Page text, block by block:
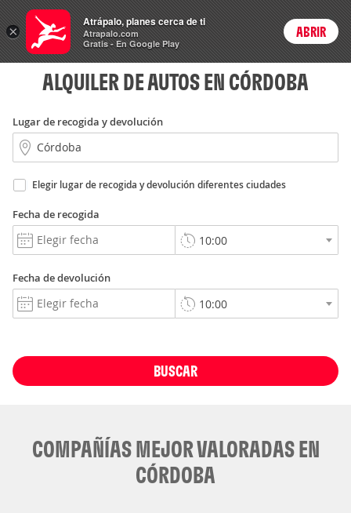
Rent
a Car Login
ALQUILER DE AUTOS EN CÓRDOBA
Lugar de recogida y devolución
Elegir lugar de recogida y devolución diferentes ciudades
Fecha de recogida
Fecha de devolución
BUSCAR
COMPAÑÍAS MEJOR VALORADAS EN
CÓRDOBA
×
Atrápalo, planes cerca de ti
Atrapalo.com
Gratis - En Google Play
ABRIR